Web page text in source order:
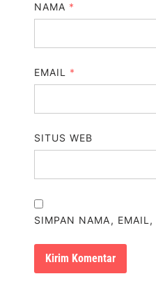
NAMA *
EMAIL *
SITUS WEB
SIMPAN NAMA, EMAIL,